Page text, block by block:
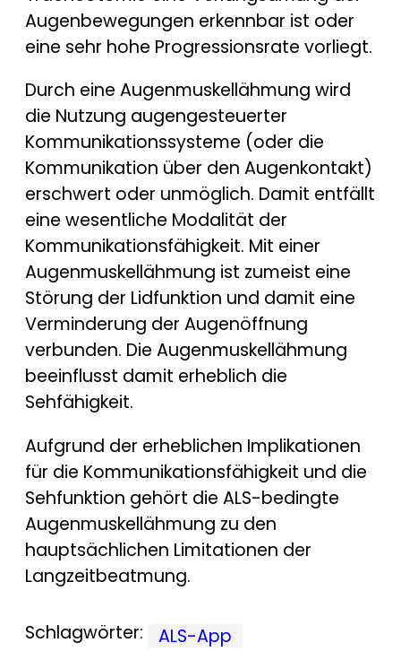
Augenbewegungen erkennbar ist oder
eine sehr hohe Progressionsrate vorliegt.
Durch eine Augenmuskellähmung wird
die Nutzung augengesteuerter
Kommunikationssysteme (oder die
Kommunikation über den Augenkontakt)
erschwert oder unmöglich. Damit entfällt
eine wesentliche Modalität der
Kommunikationsfähigkeit. Mit einer
Augenmuskellähmung ist zumeist eine
Störung der Lidfunktion und damit eine
Verminderung der Augenöffnung
verbunden. Die Augenmuskellähmung
beeinflusst damit erheblich die
Sehfähigkeit.
Aufgrund der erheblichen Implikationen
für die Kommunikationsfähigkeit und die
Sehfunktion gehört die ALS-bedingte
Augenmuskellähmung zu den
hauptsächlichen Limitationen der
Langzeitbeatmung.
Schlagwörter: ALS-App